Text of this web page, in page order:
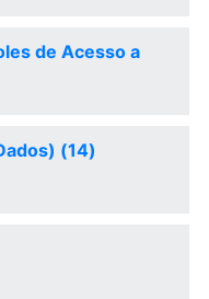
de Acesso a
(14)